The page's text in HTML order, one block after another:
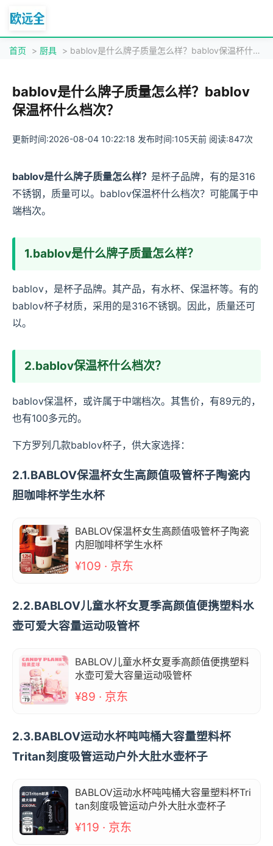
首页 > 厨具 > bablov是什么牌子质量怎么样？bablov保温杯什么档次？
bablov是什么牌子质量怎么样？bablov
保温杯什么档次？
更新时间:2026-08-04 10:22:18 发布时间:105天前 阅读:847次
bablov是什么牌子质量怎么样？ 是杯子品牌，有的是316
不锈钢，质量可以。bablov保温杯什么档次？可能属于中
端档次。
1.bablov是什么牌子质量怎么样？
bablov，是杯子品牌。其产品，有水杯、保温杯等。有的
bablov杯子材质，采用的是316不锈钢。因此，质量还可
以。
2.bablov保温杯什么档次？
bablov保温杯，或许属于中端档次。其售价，有89元的，
也有100多元的。
下方罗列几款bablov杯子，供大家选择：
2.1.BABLOV保温杯女生高颜值吸管杯子陶瓷内
胆咖啡杯学生水杯
BABLOV保温杯女生高颜值吸管杯子陶瓷
内胆咖啡杯学生水杯
¥109 · 京东
2.2.BABLOV儿童水杯女夏季高颜值便携塑料水
壶可爱大容量运动吸管杯
BABLOV儿童水杯女夏季高颜值便携塑料
水壶可爱大容量运动吸管杯
¥89 · 京东
2.3.BABLOV运动水杯吨吨桶大容量塑料杯
Tritan刻度吸管运动户外大肚水壶杯子
BABLOV运动水杯吨吨桶大容量塑料杯Tri
tan刻度吸管运动户外大肚水壶杯子
¥119 · 京东